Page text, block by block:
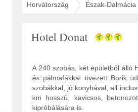
Horvátország Észak-Dalmácia
Hotel Donat
A 240 szobás, két épületből álló
és pálmafákkal övezett Borik
szobákkal, jó konyhával, all
km hosszú, kavicsos,
kipróbálására is.